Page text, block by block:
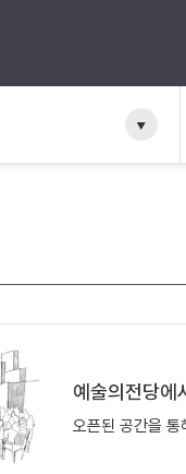
예술의전당에
오픈된 공간을